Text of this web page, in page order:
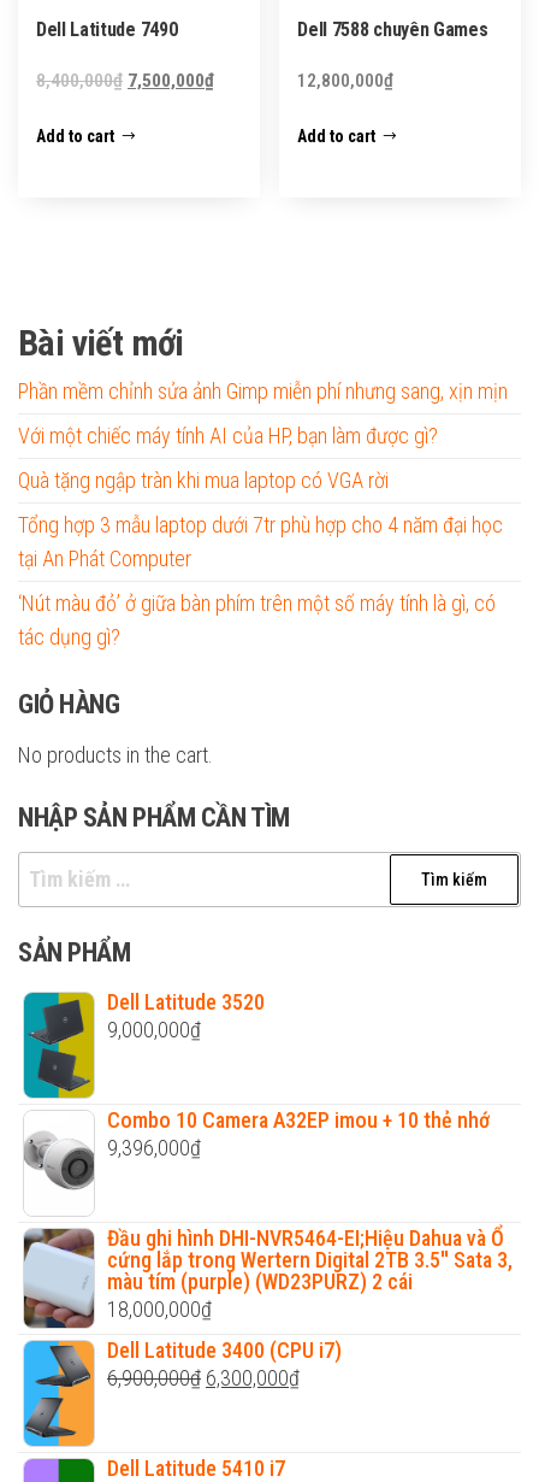
Dell Latitude 7490
8,400,000₫ Original
was:
7,500,000₫Current
Add to cart
Dell 7588 chuyên Games
12,800,000₫
Add to cart
Bài viết mới
Phần mềm chỉnh sửa ảnh Gimp miễn phí nhưng sang, xịn mịn
Với một chiếc máy tính AI của HP, bạn làm được gì?
Quà tặng ngập tràn khi mua laptop có VGA rời
Tổng hợp 3 mẫu laptop dưới 7tr phù hợp cho 4 năm đại học
tại An Phát Computer
‘Nút màu đỏ’ ở giữa bàn phím trên một số máy tính là gì, có
tác dụng gì?
GIỎ HÀNG
No products in the cart.
NHẬP SẢN PHẨM CẦN TÌM
Tìm
kiếm
cho:
SẢN PHẨM
Dell Latitude 3520
9,000,000₫
Combo 10 Camera A32EP imou + 10 thẻ nhớ
9,396,000₫
Đầu ghi hình DHI-NVR5464-EI;Hiệu Dahua và Ổ
cứng lắp trong Wertern Digital 2TB 3.5'' Sata 3,
màu tím (purple) (WD23PURZ) 2 cái
18,000,000₫
Dell Latitude 3400 (CPU i7)
6,900,000₫ Original
6,300,000₫Current
Dell Latitude 5410 i7